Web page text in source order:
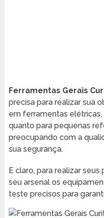
Ferramentas Gerais
precisa para realizar sua
em ferramentas
quanto para pequenas
preocupando com a
sua segurança.
E claro, para realizar
seu arsenal os
teste precisos para